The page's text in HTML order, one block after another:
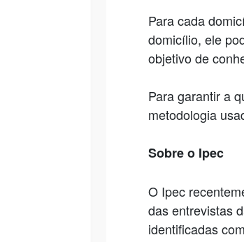
Para cada
domicílio, ele
objetivo de
Para garantir a
metodologia
Sobre o Ipec
O Ipec
das entrevistas
identificadas